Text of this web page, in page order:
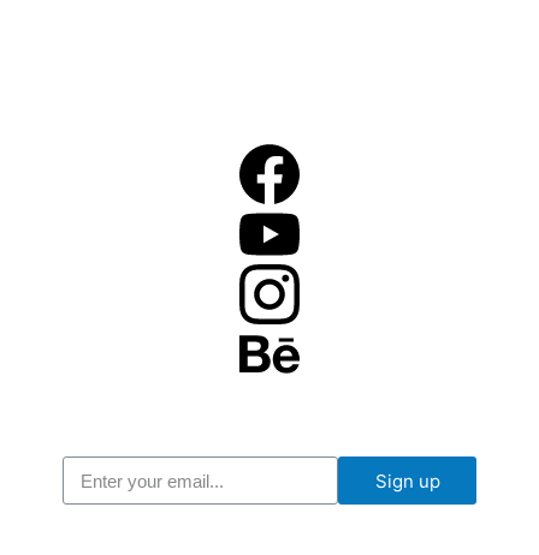
Sign up